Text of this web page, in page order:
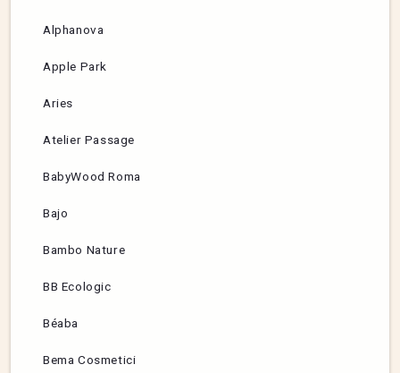
Alphanova
Apple Park
Aries
Atelier Passage
BabyWood Roma
Bajo
Bambo Nature
BB Ecologic
Béaba
Bema Cosmetici